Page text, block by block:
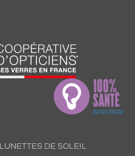
LUNETTES DE SOLEIL